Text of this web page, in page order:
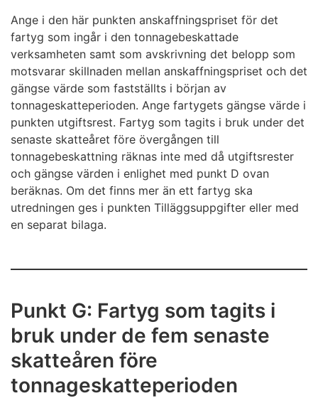
Ange i den här punkten anskaffningspriset för det
fartyg som ingår i den tonnagebeskattade
verksamheten samt som avskrivning det belopp som
motsvarar skillnaden mellan anskaffningspriset och det
gängse värde som fastställts i början av
tonnageskatteperioden. Ange fartygets gängse värde i
punkten utgiftsrest. Fartyg som tagits i bruk under det
senaste skatteåret före övergången till
tonnagebeskattning räknas inte med då utgiftsrester
och gängse värden i enlighet med punkt D ovan
beräknas. Om det finns mer än ett fartyg ska
utredningen ges i punkten Tilläggsuppgifter eller med
en separat bilaga.
Punkt G: Fartyg som tagits i
bruk under de fem senaste
skatteåren före
tonnageskatteperioden